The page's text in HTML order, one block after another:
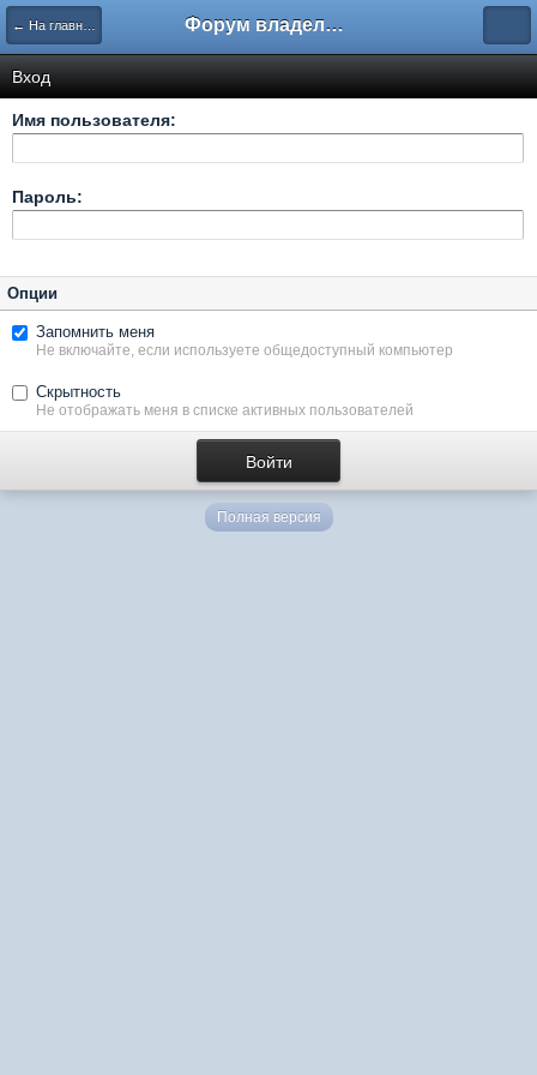
← На главную Форум владельцев интернет-магазинов
Вход
Имя пользователя:
Пароль:
Опции
Запомнить меня
Не включайте, если используете общедоступный компьютер
Скрытность
Не отображать меня в списке активных пользователей
Полная версия